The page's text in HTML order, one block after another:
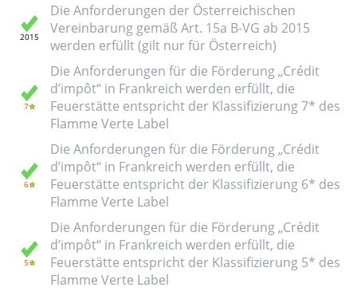
Die Anforderungen der Österreichischen
Vereinbarung gemäß Art. 15a B-VG ab 2015
werden erfüllt (gilt nur für Österreich)
Die Anforderungen für die Förderung „Crédit
d’impôt“ in Frankreich werden erfüllt, die
Feuerstätte entspricht der Klassifizierung 7* des
Flamme Verte Label
Die Anforderungen für die Förderung „Crédit
d’impôt“ in Frankreich werden erfüllt, die
Feuerstätte entspricht der Klassifizierung 6* des
Flamme Verte Label
Die Anforderungen für die Förderung „Crédit
d’impôt“ in Frankreich werden erfüllt, die
Feuerstätte entspricht der Klassifizierung 5* des
Flamme Verte Label